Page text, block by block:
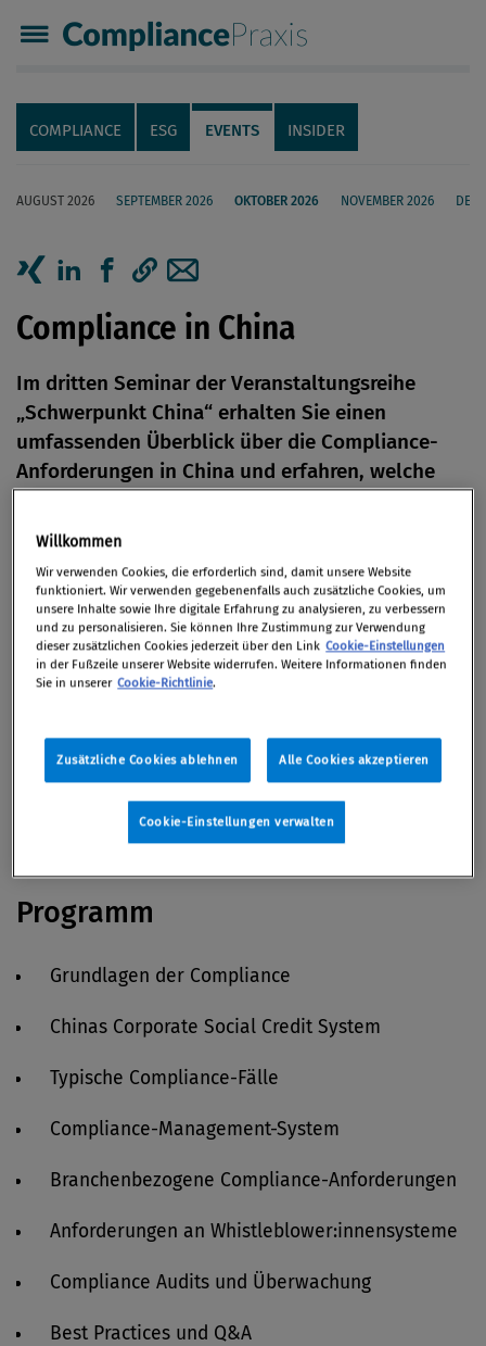
Compliance Praxis
Servicenavigation
Navigation
COMPLIANCE ESG EVENTS INSIDER
AUGUST 2026 SEPTEMBER 2026 OKTOBER 2026 NOVEMBER 2026
Seiteninhalt
Artikel auf Xing teilen
Artikel auf linkedIn teilen
Artikel auf Facebook teilen
Artikellink kopieren
Artikel per Mail teilen
Compliance in China
Im dritten Seminar der Veranstaltungsreihe
„Schwerpunkt China“ erhalten Sie einen
umfassenden Überblick über die Compliance-
Anforderungen in China und erfahren, welche
Anforderungen Sie beachten müssen, um ein
implementieren.
28. Oktober 2025 / Online via Zoom
China ist für österreichische Unternehmen ein
interessanter Markt, es ist jedoch wichtig, die
lokalen Vorschriften genau zu beachten.
Programm
Grundlagen der Compliance
Chinas Corporate Social Credit System
Typische Compliance-Fälle
Compliance-Management-System
Branchenbezogene Compliance-Anforderungen
Anforderungen an Whistleblower:innensysteme
Compliance Audits und Überwachung
Best Practices und Q&A
Willkommen
Wir verwenden Cookies, die erforderlich sind, damit unsere Website
funktioniert. Wir verwenden gegebenenfalls auch zusätzliche Cookies, um
unsere Inhalte sowie Ihre digitale Erfahrung zu analysieren, zu verbessern
und zu personalisieren. Sie können Ihre Zustimmung zur Verwendung
dieser zusätzlichen Cookies jederzeit über den Link Cookie-Einstellungen
in der Fußzeile unserer Website widerrufen. Weitere Informationen finden
Sie in unserer Cookie-Richtlinie.
Zusätzliche Cookies ablehnen Alle Cookies akzeptieren
Cookie-Einstellungen verwalten